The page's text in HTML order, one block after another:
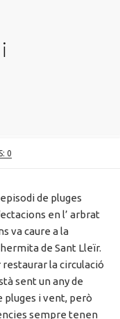
0
de pluges
en l’ arbrat
va caure a la
de Sant Lleïr.
restaurar la circulació
sent un any de
pluges i vent, però
sempre tenen